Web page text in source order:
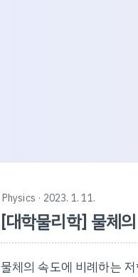
Physics · 2023. 1. 11.
[대학물리학] 물체
물체의 속도에 비례하는